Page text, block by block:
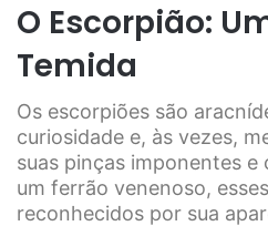
O Escorpião:
Temida
Os escorpiões são
curiosidade e, às vezes,
suas pinças imponentes e
um ferrão venenoso,
reconhecidos por sua